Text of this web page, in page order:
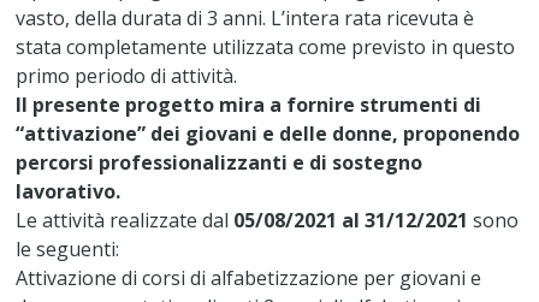
vasto, della durata di 3 anni. L’intera rata ricevuta è
stata completamente utilizzata come previsto in questo
primo periodo di attività.
Il presente progetto mira a fornire strumenti di
“attivazione” dei giovani e delle donne, proponendo
percorsi professionalizzanti e di sostegno
lavorativo.
Le attività realizzate dal 05/08/2021 al 31/12/2021 sono
le seguenti:
Attivazione di corsi di alfabetizzazione per giovani e